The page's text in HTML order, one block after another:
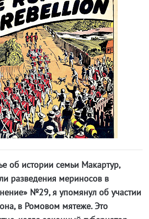
об истории семьи Макартур,
разведения мериносов в
№29, я упомянул об участии
в Ромовом мятеже. Это